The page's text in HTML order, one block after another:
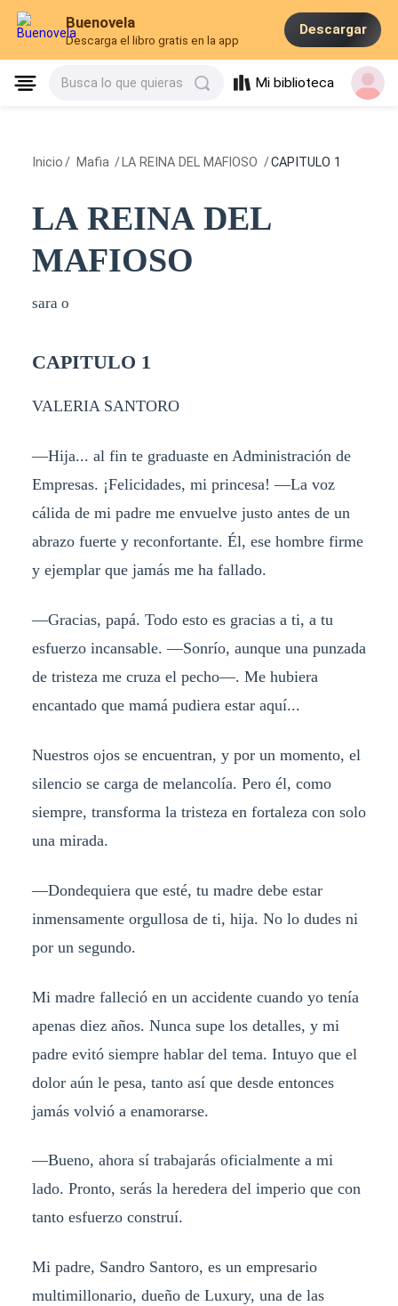
Buenovela
Descarga el libro gratis en la app
Descargar
Busca lo que quieras Mi biblioteca
Inicio / Mafia / LA REINA DEL MAFIOSO /CAPITULO 1
LA REINA DEL
MAFIOSO
sara o
CAPITULO 1
VALERIA SANTORO
—Hija... al fin te graduaste en Administración de
Empresas. ¡Felicidades, mi princesa! —La voz
cálida de mi padre me envuelve justo antes de un
abrazo fuerte y reconfortante. Él, ese hombre firme
y ejemplar que jamás me ha fallado.
—Gracias, papá. Todo esto es gracias a ti, a tu
esfuerzo incansable. —Sonrío, aunque una punzada
de tristeza me cruza el pecho—. Me hubiera
encantado que mamá pudiera estar aquí...
Nuestros ojos se encuentran, y por un momento, el
silencio se carga de melancolía. Pero él, como
siempre, transforma la tristeza en fortaleza con solo
una mirada.
—Dondequiera que esté, tu madre debe estar
inmensamente orgullosa de ti, hija. No lo dudes ni
por un segundo.
Mi madre falleció en un accidente cuando yo tenía
apenas diez años. Nunca supe los detalles, y mi
padre evitó siempre hablar del tema. Intuyo que el
dolor aún le pesa, tanto así que desde entonces
jamás volvió a enamorarse.
—Bueno, ahora sí trabajarás oficialmente a mi
lado. Pronto, serás la heredera del imperio que con
tanto esfuerzo construí.
Mi padre, Sandro Santoro, es un empresario
multimillonario, dueño de Luxury, una de las